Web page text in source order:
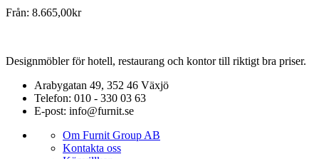
Från: 8.665,00kr
Designmöbler för hotell, restaurang och kontor till riktigt bra priser.
Arabygatan 49, 352 46 Växjö
Telefon: 010 - 330 03 63
E-post: info@furnit.se
Om Furnit Group AB
Kontakta oss